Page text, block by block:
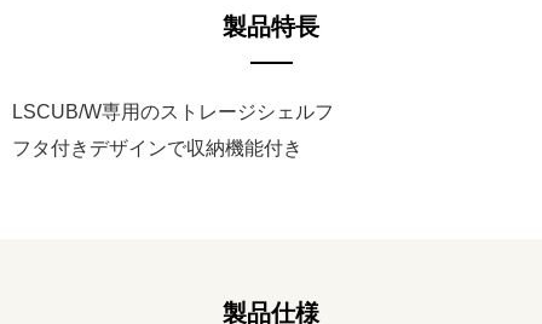
製品特長
LSCUB/W専用のストレージシェルフ
フタ付きデザインで収納機能付き
製品仕様